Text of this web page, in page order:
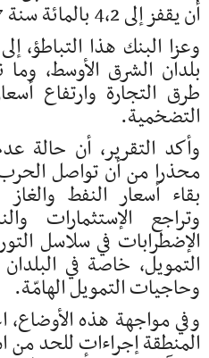
أن يقفز إلى 4،2 بالمائة سنة 2027.
وعزا البنك هذا
بلدان الشرق الأوسط،
طرق التجارة وارتفاع
التضخمية.
وأكد التقرير، أن حالة
محذرا من أن تواصل
بقاء أسعار النفط
وتراجع الإستثمارات
الإضطرابات في سلاسل
التمويل، خاصة في
وحاجيات التمويل الهامّة.
وفي مواجهة هذه
المنطقة إجراءات للحد من